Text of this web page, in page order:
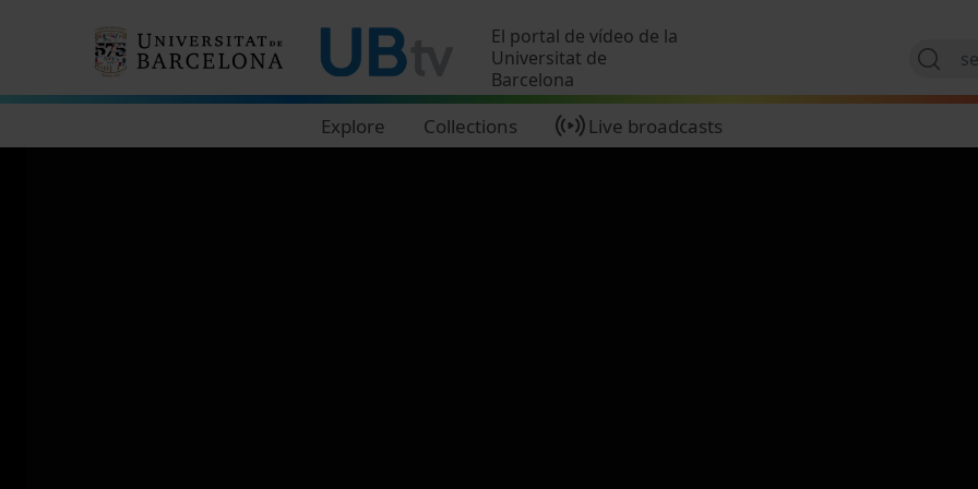
El portal de vídeo de la
Universitat de
Barcelona
Explore Collections Live broadcasts